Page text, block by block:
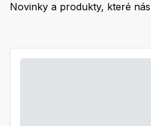
Novinky a produkty, které